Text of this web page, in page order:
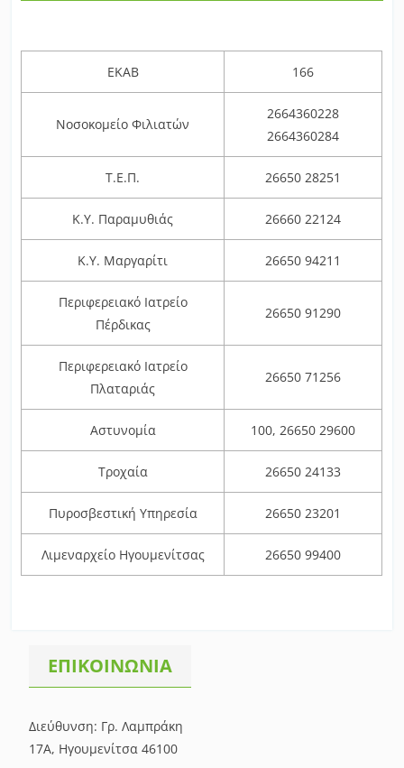
ΕΚΑΒ 166
Νοσοκομείο Φιλιατών
2664360228
2664360284
Τ.Ε.Π. 26650 28251
Κ.Υ. Παραμυθιάς 26660 22124
Κ.Υ. Μαργαρίτι 26650 94211
Περιφερειακό Ιατρείο
Πέρδικας
26650 91290
Περιφερειακό Ιατρείο
Πλαταριάς
26650 71256
Αστυνομία 100, 26650 29600
Τροχαία 26650 24133
Πυροσβεστική Υπηρεσία 26650 23201
Λιμεναρχείο Ηγουμενίτσας 26650 99400
ΕΠΙΚΟΙΝΩΝΙΑ
Διεύθυνση: Γρ. Λαμπράκη
17Α, Ηγουμενίτσα 46100